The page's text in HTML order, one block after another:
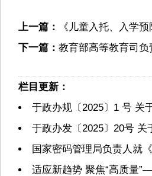
上一篇：
《儿童入托、入学
下一篇： 教育部高等教育司
栏目更新：
于政办规〔2025〕1 号 关
于政办发〔2025〕20号
国家密码管理局负责人就
适应新趋势 聚焦“高质量